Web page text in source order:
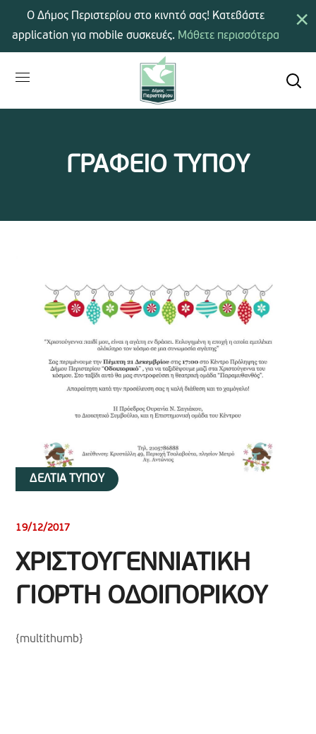
ΓΡΑΦΕΙΟ ΤΥΠΟΥ
ΔΕΛΤΙΑ ΤΥΠΟΥ
19/12/2017
ΧΡΙΣΤΟΥΓΕΝΝΙΑΤΙΚΗ
ΓΙΟΡΤΗ ΟΔΟΙΠΟΡΙΚΟΥ
{multithumb}
×
Ο Δήμος Περιστερίου στο κινητό σας! Κατεβάστε
application για mobile συσκευές. Μάθετε περισσότερα